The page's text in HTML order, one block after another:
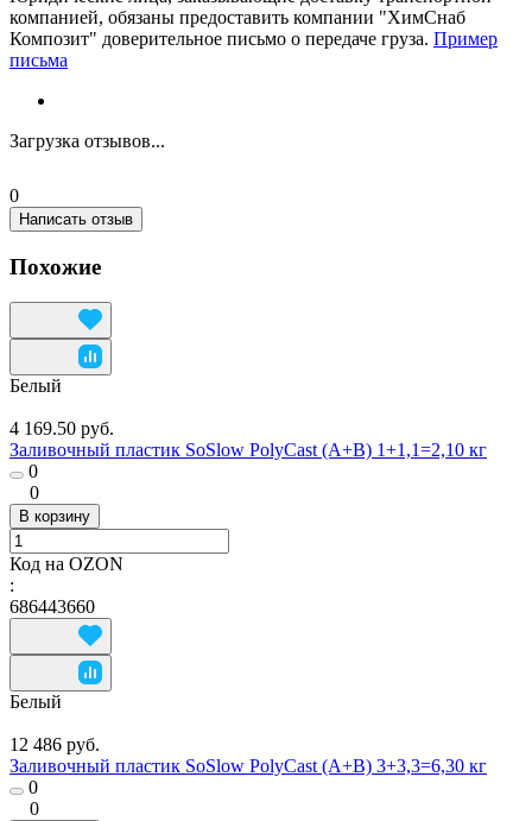
компанией, обязаны предоставить компании "ХимСнаб
Композит" доверительное письмо о передаче груза. Пример
письма
Загрузка отзывов...
0
Написать отзыв
Похожие
Белый
4 169.50 руб.
Заливочный пластик SoSlow PolyCast (A+B) 1+1,1=2,10 кг
0
0
В корзину
Код на OZON
:
686443660
Белый
12 486 руб.
Заливочный пластик SoSlow PolyCast (A+B) 3+3,3=6,30 кг
0
0